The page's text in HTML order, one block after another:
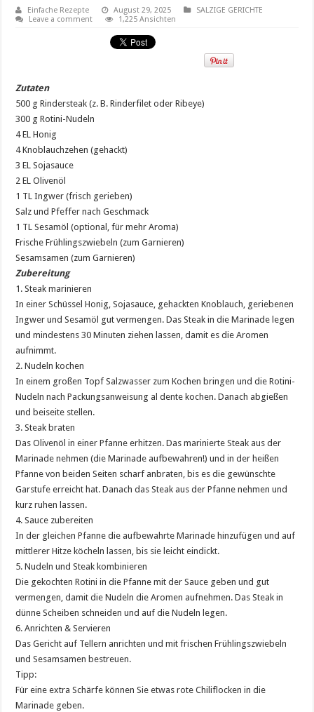
Einfache Rezepte August 29, 2025
SALZIGE GERICHTE
Leave a comment
1,225 Ansichten
Zutaten
500 g Rindersteak (z. B. Rinderfilet oder Ribeye)
300 g Rotini-Nudeln
4 EL Honig
4 Knoblauchzehen (gehackt)
3 EL Sojasauce
2 EL Olivenöl
1 TL Ingwer (frisch gerieben)
Salz und Pfeffer nach Geschmack
1 TL Sesamöl (optional, für mehr Aroma)
Frische Frühlingszwiebeln (zum Garnieren)
Sesamsamen (zum Garnieren)
Zubereitung
1. Steak marinieren
In einer Schüssel Honig, Sojasauce, gehackten Knoblauch, geriebenen
Ingwer und Sesamöl gut vermengen. Das Steak in die Marinade legen
und mindestens 30 Minuten ziehen lassen, damit es die Aromen
aufnimmt.
2. Nudeln kochen
In einem großen Topf Salzwasser zum Kochen bringen und die Rotini-
Nudeln nach Packungsanweisung al dente kochen. Danach abgießen
und beiseite stellen.
3. Steak braten
Das Olivenöl in einer Pfanne erhitzen. Das marinierte Steak aus der
Marinade nehmen (die Marinade aufbewahren!) und in der heißen
Pfanne von beiden Seiten scharf anbraten, bis es die gewünschte
Garstufe erreicht hat. Danach das Steak aus der Pfanne nehmen und
kurz ruhen lassen.
4. Sauce zubereiten
In der gleichen Pfanne die aufbewahrte Marinade hinzufügen und auf
mittlerer Hitze köcheln lassen, bis sie leicht eindickt.
5. Nudeln und Steak kombinieren
Die gekochten Rotini in die Pfanne mit der Sauce geben und gut
vermengen, damit die Nudeln die Aromen aufnehmen. Das Steak in
dünne Scheiben schneiden und auf die Nudeln legen.
6. Anrichten & Servieren
Das Gericht auf Tellern anrichten und mit frischen Frühlingszwiebeln
und Sesamsamen bestreuen.
Tipp:
Für eine extra Schärfe können Sie etwas rote Chiliflocken in die
Marinade geben.